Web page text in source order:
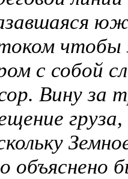
чтобы
с собой
Вину за
объяснено